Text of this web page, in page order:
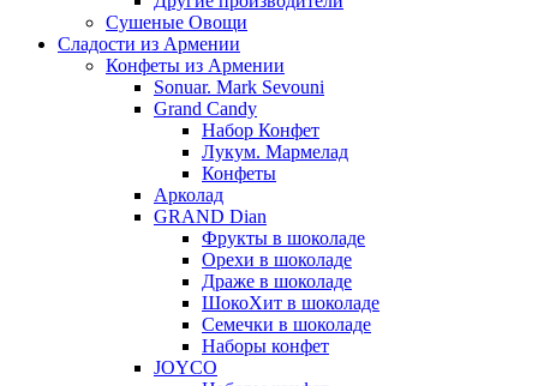
Сушеные Овощи
Сладости из Армении
Конфеты из Армении
Sonuar. Mark Sevouni
Grand Candy
Набор Конфет
Лукум. Мармелад
Конфеты
Арколад
GRAND Dian
Фрукты в шоколаде
Орехи в шоколаде
Драже в шоколаде
ШокоХит в шоколаде
Семечки в шоколаде
Наборы конфет
JOYCO